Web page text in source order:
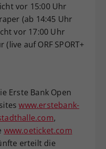
vor 15:00 Uhr
(ab 14:45 Uhr
vor 17:00 Uhr
auf ORF SPORT+
Erste Bank Open
www.erstebank-
,
www.oeticket.com
erteilt die